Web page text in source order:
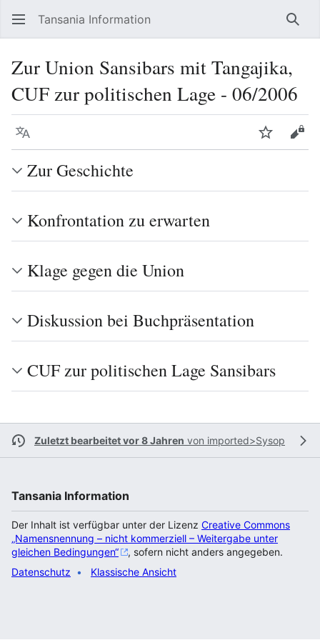
Tansania Information
Zur Union Sansibars mit Tangajika,
CUF zur politischen Lage - 06/2006
Sprache
Zur Geschichte
Konfrontation zu erwarten
Klage gegen die Union
Diskussion bei Buchpräsentation
CUF zur politischen Lage Sansibars
Zuletzt bearbeitet vor 8 Jahren von imported>Sysop
Tansania Information
Der Inhalt ist verfügbar unter der Lizenz Creative Commons
„Namensnennung – nicht kommerziell – Weitergabe unter
gleichen Bedingungen“
, sofern nicht anders angegeben.
Datenschutz
Klassische Ansicht